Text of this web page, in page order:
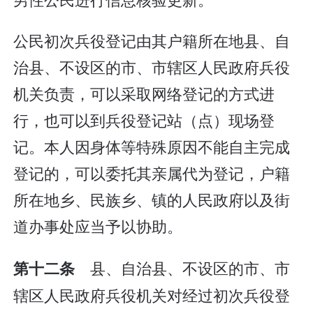
公民初次兵役登记由其户籍所在地县、自
治县、不设区的市、市辖区人民政府兵役
机关负责，可以采取网络登记的方式进
行，也可以到兵役登记站（点）现场登
记。本人因身体等特殊原因不能自主完成
登记的，可以委托其亲属代为登记，户籍
所在地乡、民族乡、镇的人民政府以及街
道办事处应当予以协助。
第十二条 县、自治县、不设区的市、市
辖区人民政府兵役机关对经过初次兵役登